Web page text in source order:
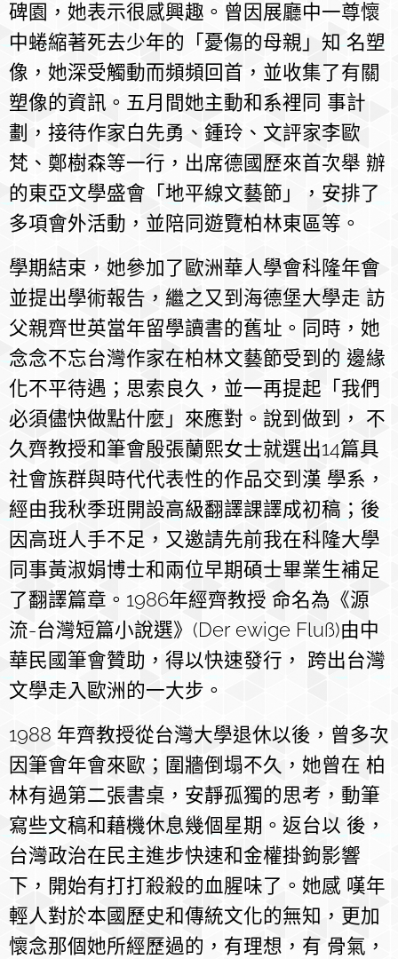
碑園，她表示很感興趣。曾因展廳中一尊懷
中蜷縮著死去少年的「憂傷的母親」知 名塑
像，她深受觸動而頻頻回首，並收集了有關
塑像的資訊。五月間她主動和系裡同 事計
劃，接待作家白先勇、鍾玲、文評家李歐
梵、鄭樹森等一行，出席德國歷來首次舉 辦
的東亞文學盛會「地平線文藝節」，安排了
多項會外活動，並陪同遊覽柏林東區等。
學期結束，她參加了歐洲華人學會科隆年會
並提出學術報告，繼之又到海德堡大學走 訪
父親齊世英當年留學讀書的舊址。同時，她
念念不忘台灣作家在柏林文藝節受到的 邊緣
化不平待遇；思索良久，並一再提起「我們
必須儘快做點什麼」來應對。說到做到， 不
久齊教授和筆會殷張蘭熙女士就選出14篇具
社會族群與時代代表性的作品交到漢 學系，
經由我秋季班開設高級翻譯課譯成初稿；後
因高班人手不足，又邀請先前我在科隆大學
同事黃淑娟博士和兩位早期碩士畢業生補足
了翻譯篇章。1986年經齊教授 命名為《源
流-台灣短篇小說選》(Der ewige Fluß)由中
華民國筆會贊助，得以快速發行， 跨出台灣
文學走入歐洲的一大步。
1988 年齊教授從台灣大學退休以後，曾多次
因筆會年會來歐；圍牆倒塌不久，她曾在 柏
林有過第二張書桌，安靜孤獨的思考，動筆
寫些文稿和藉機休息幾個星期。返台以 後，
台灣政治在民主進步快速和金權掛鉤影響
下，開始有打打殺殺的血腥味了。她感 嘆年
輕人對於本國歷史和傳統文化的無知，更加
懷念那個她所經歷過的，有理想，有 骨氣，